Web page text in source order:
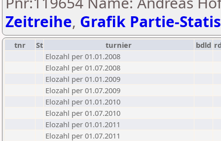
Zeitreihe, Grafik Partie-
tnr St turnier bdld
Elozahl per 01.01.2008
Elozahl per 01.07.2008
Elozahl per 01.01.2009
Elozahl per 01.07.2009
Elozahl per 01.01.2010
Elozahl per 01.07.2010
Elozahl per 01.01.2011
Elozahl per 01.07.2011